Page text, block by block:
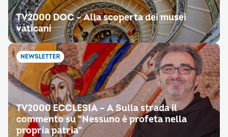
TV2000 DOC – Alla scoperta dei musei
vaticani
NEWSLETTER
TV2000 ECCLESIA – A Sulla strada il
commento su “Nessuno è profeta nella
propria patria”